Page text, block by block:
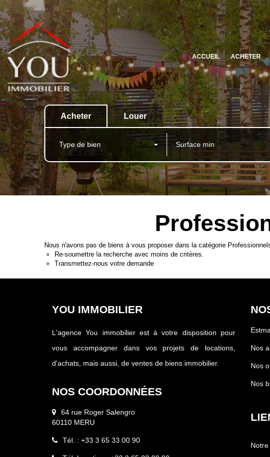
ACCUEIL ACHETER
Acheter Louer
Type de bien
Nous n'avons pas de biens à vous proposer dans la catégorie
Re-soumettre la recherche avec moins de critères.
Transmettez-nous votre demande
YOU IMMOBILIER
L'agence You immobilier est à votre disposition pour
vous accompagner dans vos projets de locations,
d'achats, mais aussi, de ventes de biens immobilier.
NOS COORDONNÉES
64 rue Roger Salengro
60110 MERU
Tél. : +33 3 65 33 00 90
Nos
Nos
Nos